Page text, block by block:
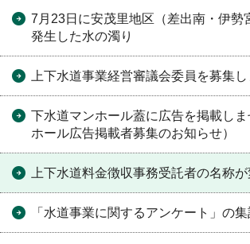
7月23日に安茂里地区（差出南・伊勢
発生した水の濁り
上下水道事業経営審議会委員を募集し
下水道マンホール蓋に広告を掲載し
ホール広告掲載者募集のお知らせ）
上下水道料金徴収事務受託者の名称
「水道事業に関するアンケート」の